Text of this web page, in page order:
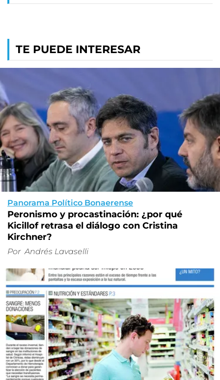
TE PUEDE INTERESAR
Panorama Político Bonaerense
Peronismo y procastinación: ¿por qué
Kicillof retrasa el diálogo con Cristina
Kirchner?
Por Andrés Lavaselli